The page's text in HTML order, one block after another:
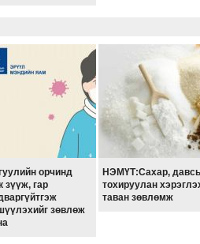
орчинд
зүүж, гар
зөвлөж
НЭМҮТ:Сахар,
тохируулан
таван зөвлөмж